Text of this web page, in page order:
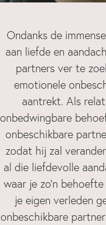
Ondanks de
aan liefde en
partners ver te
emotionele
aantrekt. Als
onbedwingbare
onbeschikbare
zodat hij zal
al die liefdevolle
waar je zo’n
je eigen verleden
onbeschikbare